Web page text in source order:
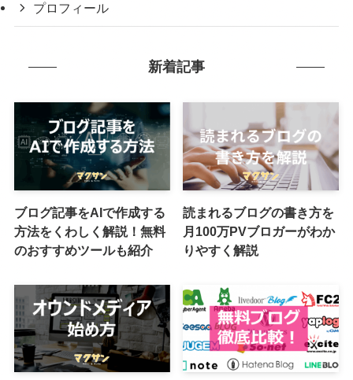
プロフィール
新着記事
ブログ記事をAIで作成する
方法をくわしく解説！無料
のおすすめツールも紹介
読まれるブログの書き方を
月100万PVブロガーがわか
りやすく解説